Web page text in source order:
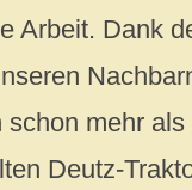
Arbeit. Dank
mehr
Deutz-